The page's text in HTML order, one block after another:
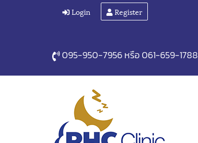
Login Register
095-950-7956หรือ061-659-1788